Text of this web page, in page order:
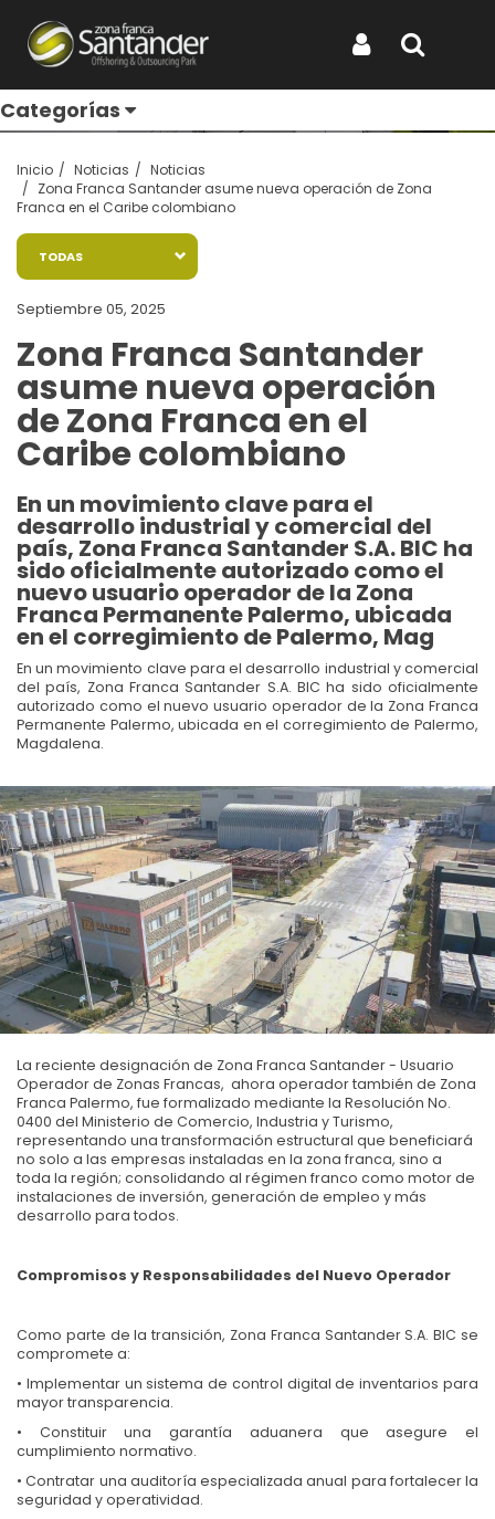
Categorías
Entérate de todo
Inicio Noticias
Noticias
Zona Franca Santander asume nueva operación de Zona
Franca en el Caribe colombiano
TODAS
Septiembre 05, 2025
Zona Franca Santander
asume nueva operación
de Zona Franca en el
Caribe colombiano
En un movimiento clave para el
desarrollo industrial y comercial del
país, Zona Franca Santander S.A. BIC ha
sido oficialmente autorizado como el
nuevo usuario operador de la Zona
Franca Permanente Palermo, ubicada
en el corregimiento de Palermo, Mag
En un movimiento clave para el desarrollo industrial y comercial
del país, Zona Franca Santander S.A. BIC ha sido oficialmente
autorizado como el nuevo usuario operador de la Zona Franca
Permanente Palermo, ubicada en el corregimiento de Palermo,
Magdalena.
La reciente designación de Zona Franca Santander - Usuario
Operador de Zonas Francas, ahora operador también de Zona
Franca Palermo, fue formalizado mediante la Resolución No.
0400 del Ministerio de Comercio, Industria y Turismo,
representando una transformación estructural que beneficiará
no solo a las empresas instaladas en la zona franca, sino a
toda la región; consolidando al régimen franco como motor de
instalaciones de inversión, generación de empleo y más
desarrollo para todos.
Compromisos y Responsabilidades del Nuevo Operador
Como parte de la transición, Zona Franca Santander S.A. BIC se
compromete a:
• Implementar un sistema de control digital de inventarios para
mayor transparencia.
• Constituir una garantía aduanera que asegure el
cumplimiento normativo.
• Contratar una auditoría especializada anual para fortalecer la
seguridad y operatividad.